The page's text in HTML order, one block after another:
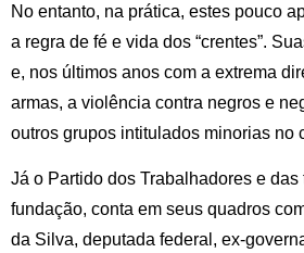
No entanto, na prática, estes pouco
a regra de fé e vida dos “crentes”.
e, nos últimos anos com a extrema
armas, a violência contra negros e
outros grupos intitulados minorias no
Já o Partido dos Trabalhadores e
fundação, conta em seus quadros
da Silva, deputada federal, ex-